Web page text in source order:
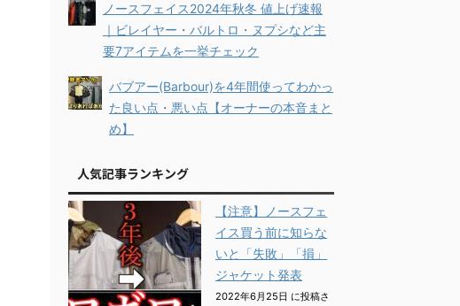
ノースフェイス2024年秋冬 値上げ速報
｜ビレイヤー・バルトロ・ヌプシなど主
要7アイテムを一挙チェック
バブアー(Barbour)を4年間使ってわかっ
た良い点・悪い点【オーナーの本音まと
め】
人気記事ランキング
【注意】ノースフェ
イス買う前に知らな
いと「失敗」「損」
ジャケット発表
2022年6月25日 に投稿さ